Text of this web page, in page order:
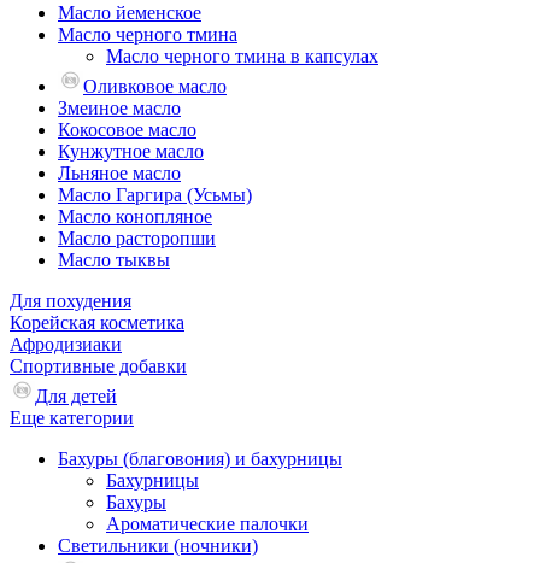
Масло йеменское
Масло черного тмина
Масло черного тмина в капсулах
Оливковое масло
Змеиное масло
Кокосовое масло
Кунжутное масло
Льняное масло
Масло Гаргира (Усьмы)
Масло конопляное
Масло расторопши
Масло тыквы
Для похудения
Корейская косметика
Афродизиаки
Спортивные добавки
Для детей
Еще категории
Бахуры (благовония) и бахурницы
Бахурницы
Бахуры
Ароматические палочки
Светильники (ночники)